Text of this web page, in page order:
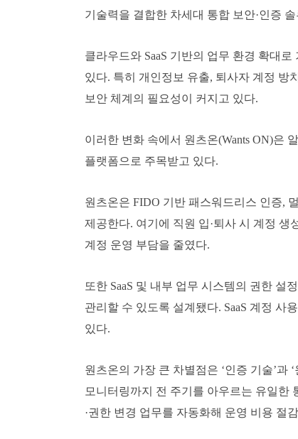
기술력을 결합한 차세대 통합 보안·인증
클라우드와 SaaS 기반의 업무 환경 확대
있다. 특히 개인정보 유출, 퇴사자 계정 방
보안 체계의 필요성이 커지고 있다.
이러한 변화 속에서 원츠온(Wants ON)은
플랫폼으로 주목받고 있다.
원츠온은 FIDO 기반 패스워드리스 인증,
제공한다. 여기에 직원 입·퇴사 시 계정 생
계정 운영 부담을 줄였다.
또한 SaaS 및 내부 업무 시스템의 권한 설
관리할 수 있도록 설계됐다. SaaS 계정 사
있다.
원츠온의 가장 큰 차별점은 ‘인증 기술’과
모니터링까지 전 주기를 아우르는 유일한
·권한 변경 업무를 자동화해 운영 비용 절